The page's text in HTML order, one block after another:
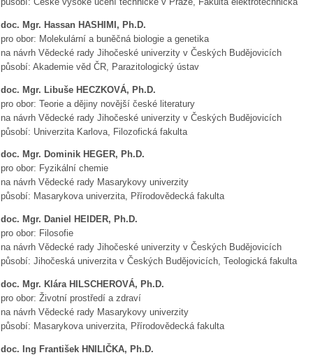
doc. Mgr. Hassan HASHIMI, Ph.D.
pro obor: Molekulární a buněčná biologie a genetika
na návrh Vědecké rady Jihočeské univerzity v Českých Budějovicích
působí: Akademie věd ČR, Parazitologický ústav
doc. Mgr. Libuše HECZKOVÁ, Ph.D.
pro obor: Teorie a dějiny novější české literatury
na návrh Vědecké rady Jihočeské univerzity v Českých Budějovicích
působí: Univerzita Karlova, Filozofická fakulta
doc. Mgr. Dominik HEGER, Ph.D.
pro obor: Fyzikální chemie
na návrh Vědecké rady Masarykovy univerzity
působí: Masarykova univerzita, Přírodovědecká fakulta
doc. Mgr. Daniel HEIDER, Ph.D.
pro obor: Filosofie
na návrh Vědecké rady Jihočeské univerzity v Českých Budějovicích
působí: Jihočeská univerzita v Českých Budějovicích, Teologická fakulta
doc. Mgr. Klára HILSCHEROVÁ, Ph.D.
pro obor: Životní prostředí a zdraví
na návrh Vědecké rady Masarykovy univerzity
působí: Masarykova univerzita, Přírodovědecká fakulta
doc. Ing František HNILIČKA, Ph.D.